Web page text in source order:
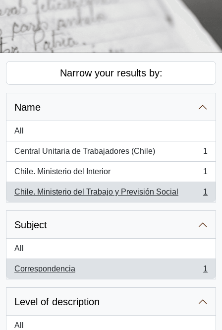
Narrow your results by:
Name
All
Central Unitaria de Trabajadores (Chile)
, 1 results
1
Chile. Ministerio del Interior
, 1 results
1
Chile. Ministerio del Trabajo y Previsión Social
, 1 results
1
Subject
All
Correspondencia
, 1 results
1
Level of description
All